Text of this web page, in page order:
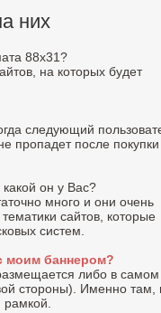
них
88x31?
на которых будет
следующий
пропадет после покупки
он у Вас?
много и они очень
сайтов, которые
систем.
моим баннером?
либо в самом
стороны). Именно там,